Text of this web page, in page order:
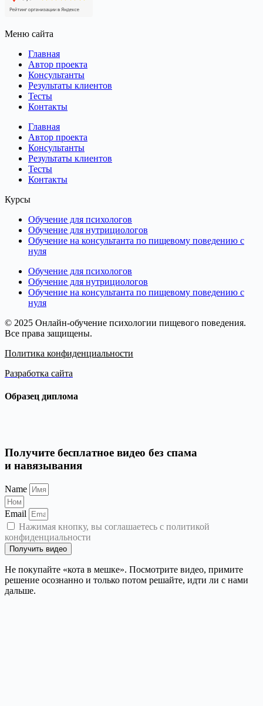
Меню сайта
Главная
Автор проекта
Консультанты
Результаты клиентов
Тесты
Контакты
Главная
Автор проекта
Консультанты
Результаты клиентов
Тесты
Контакты
Курсы
Обучение для психологов
Обучение для нутрициологов
Обучение на консультанта по пищевому поведению с
нуля
Обучение для психологов
Обучение для нутрициологов
Обучение на консультанта по пищевому поведению с
нуля
© 2025 Онлайн-обучение психологии пищевого поведения.
Все права защищены.
Политика конфиденциальности
Разработка сайта
Образец диплома
Получите бесплатное видео без спама
и навязывания
Name
Email
Нажимая кнопку, вы соглашаетесь с политикой
конфиденциальности
Получить видео
Не покупайте «кота в мешке». Посмотрите видео, примите
решение осознанно и только потом решайте, идти ли с нами
дальше.